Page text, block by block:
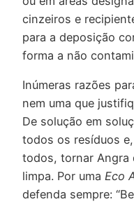
cinzeiros e
para a deposição
forma a não
Inúmeras razões
nem uma que
De solução em
todos os resíduos
todos, tornar Angra
limpa. Por uma Eco
defenda sempre: